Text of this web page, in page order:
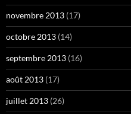
novembre 2013 (17)
octobre 2013 (14)
septembre 2013 (16)
août 2013 (17)
juillet 2013 (26)